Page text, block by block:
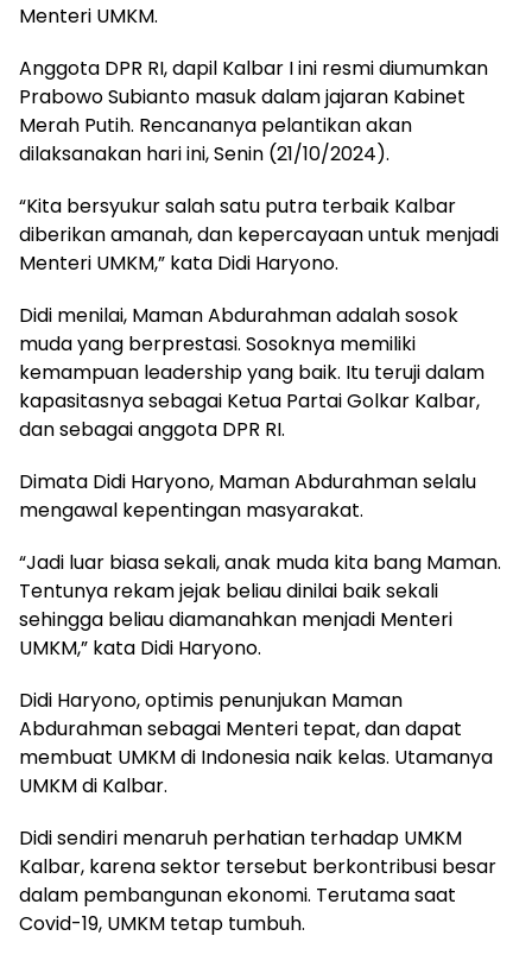
Menteri UMKM.
Anggota DPR RI, dapil Kalbar I ini resmi diumumkan
Prabowo Subianto masuk dalam jajaran Kabinet
Merah Putih. Rencananya pelantikan akan
dilaksanakan hari ini, Senin (21/10/2024).
“Kita bersyukur salah satu putra terbaik Kalbar
diberikan amanah, dan kepercayaan untuk menjadi
Menteri UMKM,” kata Didi Haryono.
Didi menilai, Maman Abdurahman adalah sosok
muda yang berprestasi. Sosoknya memiliki
kemampuan leadership yang baik. Itu teruji dalam
kapasitasnya sebagai Ketua Partai Golkar Kalbar,
dan sebagai anggota DPR RI.
Dimata Didi Haryono, Maman Abdurahman selalu
mengawal kepentingan masyarakat.
“Jadi luar biasa sekali, anak muda kita bang Maman.
Tentunya rekam jejak beliau dinilai baik sekali
sehingga beliau diamanahkan menjadi Menteri
UMKM,” kata Didi Haryono.
Didi Haryono, optimis penunjukan Maman
Abdurahman sebagai Menteri tepat, dan dapat
membuat UMKM di Indonesia naik kelas. Utamanya
UMKM di Kalbar.
Didi sendiri menaruh perhatian terhadap UMKM
Kalbar, karena sektor tersebut berkontribusi besar
dalam pembangunan ekonomi. Terutama saat
Covid-19, UMKM tetap tumbuh.